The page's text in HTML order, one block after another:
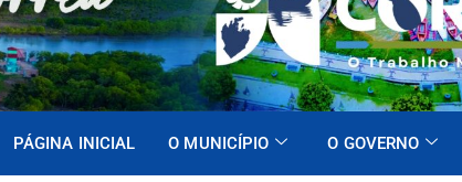
PÁGINA INICIAL O MUNICÍPIO O GOVERNO